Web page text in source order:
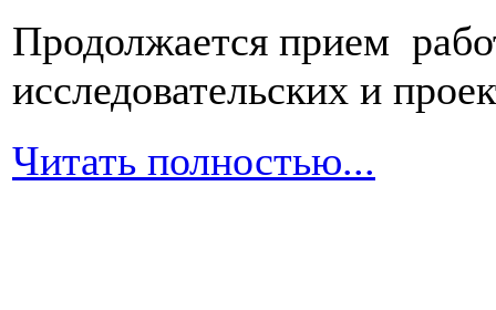
Продолжается прием
исследовательских и
Читать полностью...